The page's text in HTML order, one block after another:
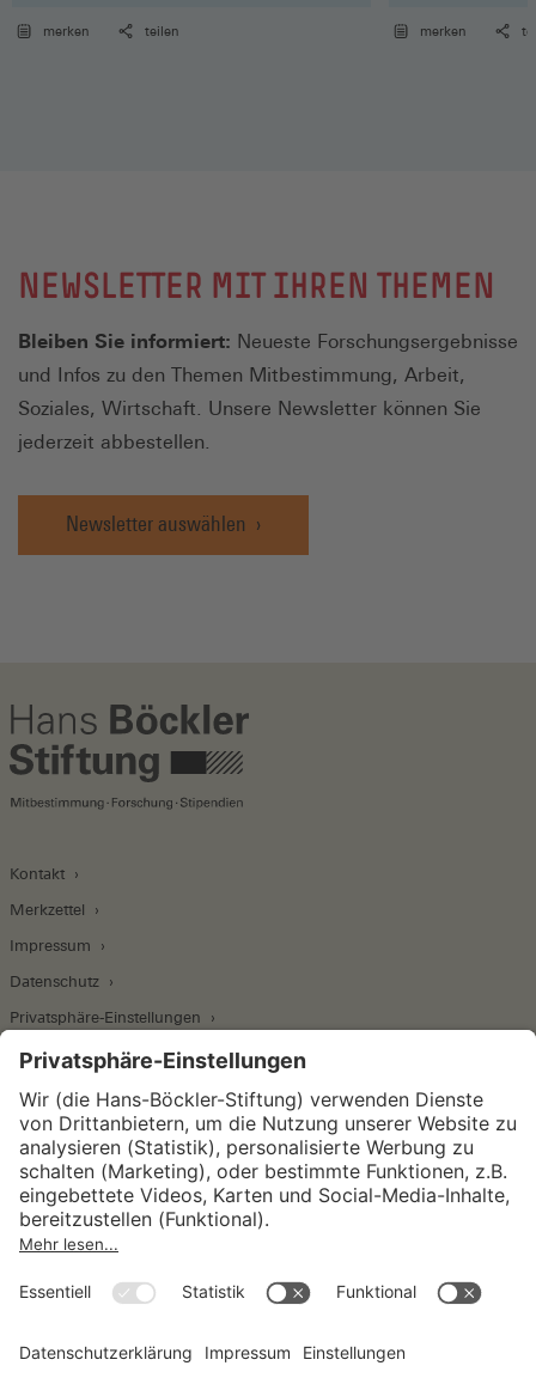
merken teilen merken
NEWSLETTER MIT IHREN THEMEN
Bleiben Sie informiert: Neueste Forschungsergebnisse
und Infos zu den Themen Mitbestimmung, Arbeit,
Soziales, Wirtschaft. Unsere Newsletter können Sie
jederzeit abbestellen.
Newsletter auswählen
Kontakt
Merkzettel
Impressum
Datenschutz
Privatsphäre-Einstellungen
Wirtschafts- und Sozialwissenschaftliches Institut
Institut für Makroökonomie und
Konjunkturforschung
Unternehmensführung